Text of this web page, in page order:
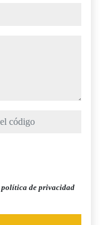
política de privacidad